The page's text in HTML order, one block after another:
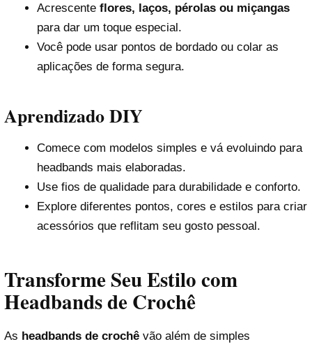
Acrescente flores, laços, pérolas ou miçangas
para dar um toque especial.
Você pode usar pontos de bordado ou colar as
aplicações de forma segura.
Aprendizado DIY
Comece com modelos simples e vá evoluindo para
headbands mais elaboradas.
Use fios de qualidade para durabilidade e conforto.
Explore diferentes pontos, cores e estilos para criar
acessórios que reflitam seu gosto pessoal.
Transforme Seu Estilo com
Headbands de Crochê
As headbands de crochê vão além de simples